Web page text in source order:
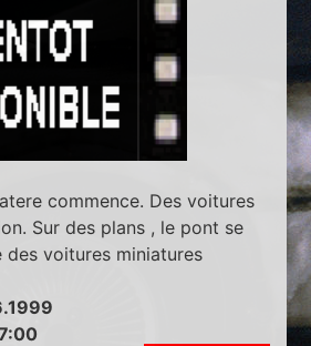
commence. Des voitures
Sur des plans , le pont se
voitures miniatures